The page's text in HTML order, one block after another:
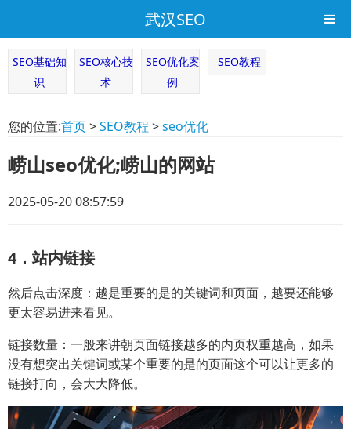
武汉SEO
SEO基础知
识
SEO核心技
术
SEO优化案
例
SEO教程
您的位置:首页>SEO教程 >seo优化
崂山seo优化;崂山的网站
2025-05-20 08:57:59
4．站内链接
然后点击深度：越是重要的是的关键词和页面，越要还能够
更太容易进来看见。
链接数量：一般来讲朝页面链接越多的内页权重越高，如果
没有想突出关键词或某个重要的是的页面这个可以让更多的
链接打向，会大大降低。